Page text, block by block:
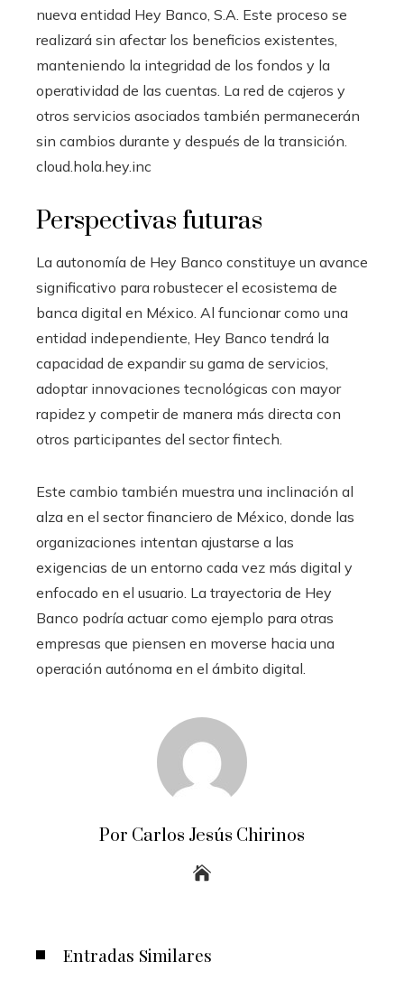
nueva entidad Hey Banco, S.A. Este proceso se
realizará sin afectar los beneficios existentes,
manteniendo la integridad de los fondos y la
operatividad de las cuentas. La red de cajeros y
otros servicios asociados también permanecerán
sin cambios durante y después de la transición.
cloud.hola.hey.inc​
Perspectivas futuras
La autonomía de Hey Banco constituye un avance
significativo para robustecer el ecosistema de
banca digital en México. Al funcionar como una
entidad independiente, Hey Banco tendrá la
capacidad de expandir su gama de servicios,
adoptar innovaciones tecnológicas con mayor
rapidez y competir de manera más directa con
otros participantes del sector fintech.
Este cambio también muestra una inclinación al
alza en el sector financiero de México, donde las
organizaciones intentan ajustarse a las
exigencias de un entorno cada vez más digital y
enfocado en el usuario. La trayectoria de Hey
Banco podría actuar como ejemplo para otras
empresas que piensen en moverse hacia una
operación autónoma en el ámbito digital.
Por Carlos Jesús Chirinos
Entradas Similares